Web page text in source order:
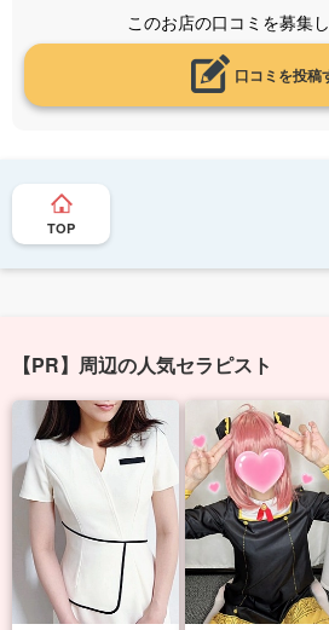
このお店の口コミを募集
口コミを投稿
TOP
【PR】周辺の人気セラピスト